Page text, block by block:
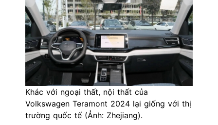
Khác với ngoại thất, nội thất của
Volkswagen Teramont 2024 lại giống với thị
trường quốc tế (Ảnh: Zhejiang).